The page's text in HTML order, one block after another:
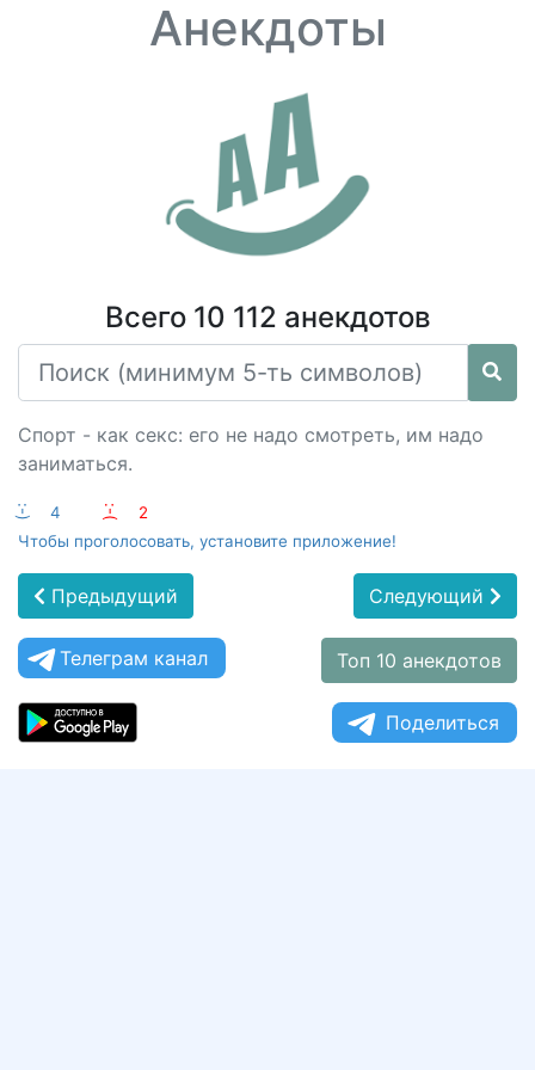
Анекдоты
Всего 10 112 анекдотов
Спорт - как секс: его не надо смотреть, им надо
заниматься.
:-) 4 :-(
2
Чтобы проголосовать, установите приложение!
Предыдущий Следующий
Телеграм канал Топ 10 анекдотов
Поделиться